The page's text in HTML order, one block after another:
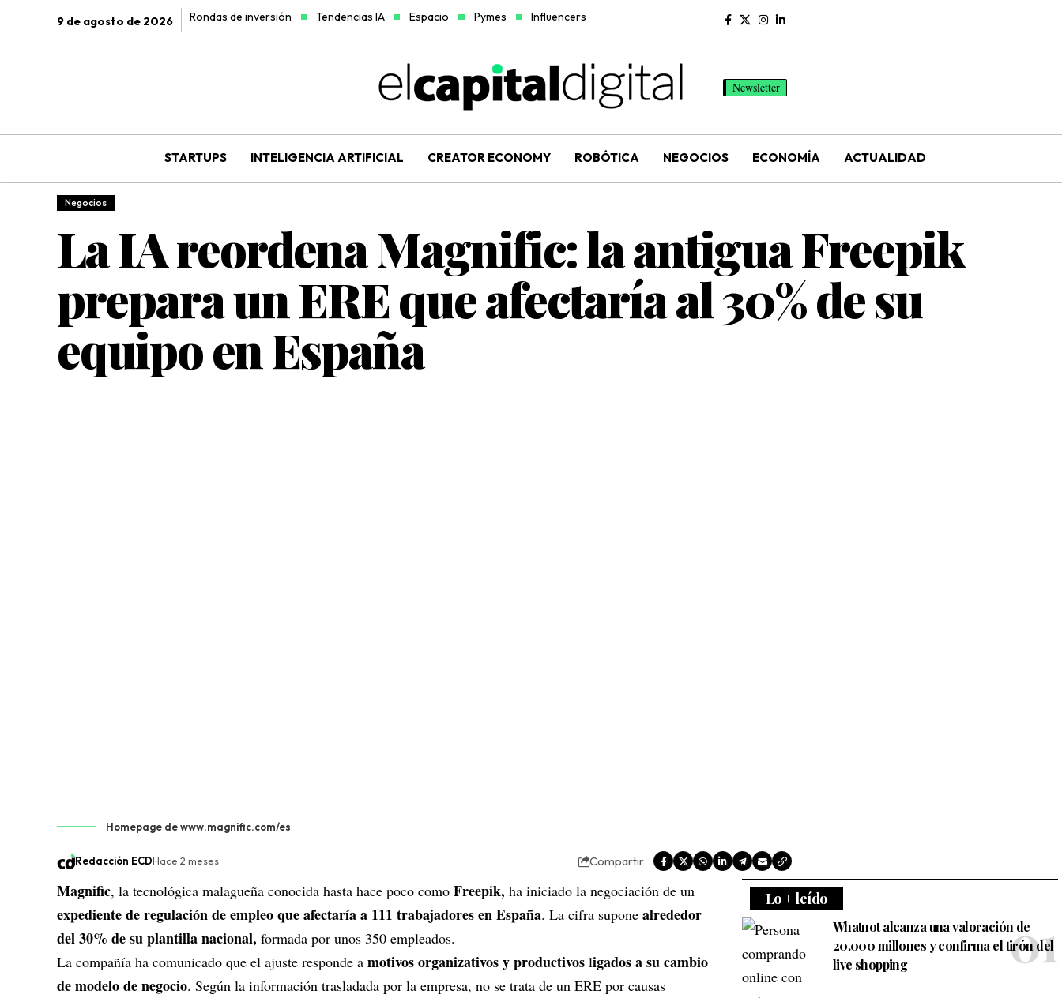
9 de agosto de 2026 Rondas de inversión Tendencias IA Espacio Pymes Influencers
Newsletter
STARTUPS INTELIGENCIA ARTIFICIAL CREATOR ECONOMY ROBÓTICA NEGOCIOS ECONOMÍA ACTUALIDAD
Negocios
La IA reordena Magnific: la antigua Freepik
prepara un ERE que afectaría al 30% de su
equipo en España
Homepage de www.magnific.com/es
Redacción ECDHace 2 meses Compartir
Magnific, la tecnológica malagueña conocida hasta hace poco como Freepik, ha iniciado la negociación de un
expediente de regulación de empleoque afectaría a 111 trabajadores en España. La cifra supone alrededor
del 30% de su plantilla nacional, formada por unos 350 empleados.
La compañía ha comunicado que el ajuste responde a motivos organizativos y productivos ligados a su cambio
de modelo de negocio. Según la información trasladada por la empresa, no se trata de un ERE por causas
Lo + leído
Whatnot alcanza una valoración de
20.000 millones y confirma el tirón del
live shopping